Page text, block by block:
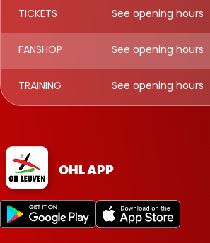
TICKETS See opening hours
FANSHOP See opening hours
TRAINING See opening hours
OHL APP